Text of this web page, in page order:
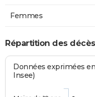
Femmes
Répartition des
Données exprimées
Insee)